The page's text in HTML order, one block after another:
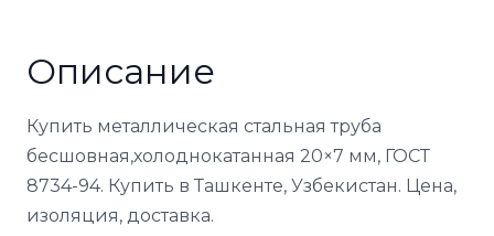
Описание
Купить металлическая стальная труба
бесшовная,холоднокатанная 20×7 мм, ГОСТ
8734-94. Купить в Ташкенте, Узбекистан. Цена,
изоляция, доставка.